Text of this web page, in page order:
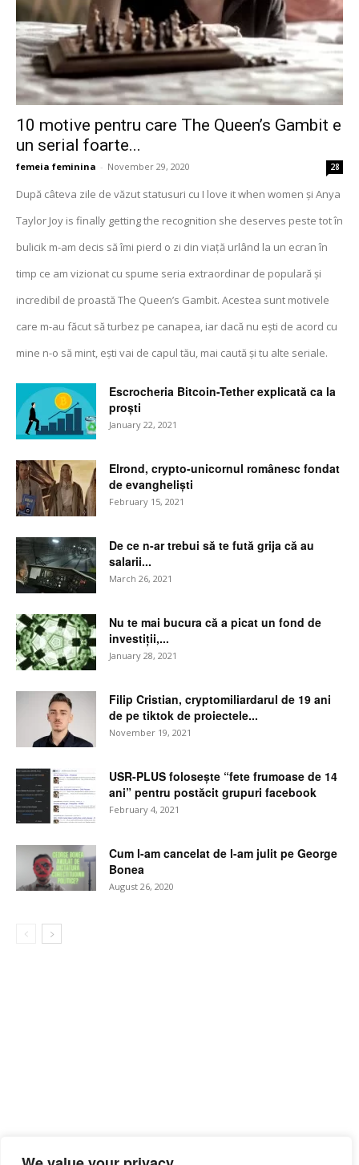
10 motive pentru care The Queen’s Gambit e
un serial foarte...
femeia feminina - November 29, 2020 28
După câteva zile de văzut statusuri cu I love it when women și Anya
Taylor Joy is finally getting the recognition she deserves peste tot în
bulicik m-am decis să îmi pierd o zi din viață urlând la un ecran în
timp ce am vizionat cu spume seria extraordinar de populară și
incredibil de proastă The Queen’s Gambit. Acestea sunt motivele
care m-au făcut să turbez pe canapea, iar dacă nu ești de acord cu
mine n-o să mint, ești vai de capul tău, mai caută și tu alte seriale.
Escrocheria Bitcoin-Tether explicată ca la
proști
January 22, 2021
Elrond, crypto-unicornul românesc fondat
de evangheliști
February 15, 2021
De ce n-ar trebui să te fută grija că au
salarii...
March 26, 2021
Nu te mai bucura că a picat un fond de
investiții,...
January 28, 2021
Filip Cristian, cryptomiliardarul de 19 ani
de pe tiktok de proiectele...
November 19, 2021
USR-PLUS folosește “fete frumoase de 14
ani” pentru postăcit grupuri facebook
February 4, 2021
Cum l-am cancelat de l-am julit pe George
Bonea
August 26, 2020